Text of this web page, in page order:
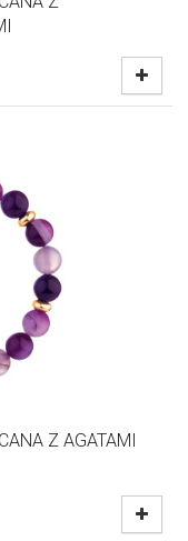
Z AGATAMI